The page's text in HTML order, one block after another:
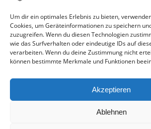
Um dir ein optimales Erlebnis zu bieten,
Cookies, um Geräteinformationen zu speichern
zuzugreifen. Wenn du diesen Technologien
wie das Surfverhalten oder eindeutige IDs auf
verarbeiten. Wenn du deine Zustimmung nicht
können bestimmte Merkmale und Funktionen
Akzeptieren
Ablehnen
30. Juli 2026
Deine Spielminute: 89+1
28. Juli 2026
Neuer Rückensponsor
Neue Podcast-Folge: So tickt Björn!
27. Juli 2026